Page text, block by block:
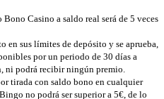
Casino a saldo real será de 5 veces
en sus límites de depósito y se aprueba,
por un periodo de 30 días a
ni podrá recibir ningún premio.
tirada con saldo bono en cualquier
no podrá ser superior a 5€, de lo